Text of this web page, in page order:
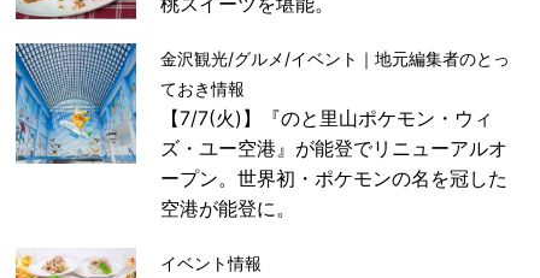
金沢観光/グルメ/イベント｜地元編集者のとっ
ておき情報
【7/7(火)】『のと里山ポケモン・ウィ
ズ・ユー空港』が能登でリニューアルオ
ープン。世界初・ポケモンの名を冠した
空港が能登に。
イベント情報